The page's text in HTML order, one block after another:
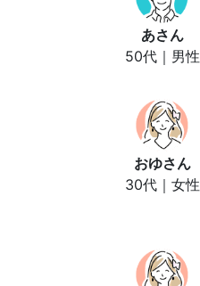
あさん
50代｜男性
おゆさん
30代｜女性